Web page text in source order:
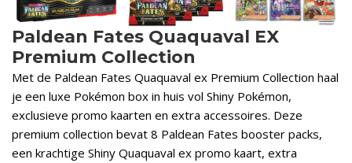
Paldean Fates Quaquaval EX
Premium Collection
Met de Paldean Fates Quaquaval ex Premium Collection haal
je een luxe Pokémon box in huis vol Shiny Pokémon,
exclusieve promo kaarten en extra accessoires. Deze
premium collection bevat 8 Paldean Fates booster packs,
een krachtige Shiny Quaquaval ex promo kaart, extra